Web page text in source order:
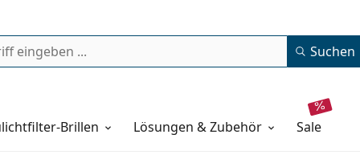
Suchen
Brillen Lösungen & Zubehör sale